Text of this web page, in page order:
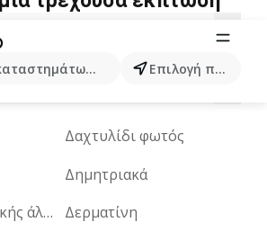
κατηγοριών, προϊόντων...
Επιλογή πόλης
L
S T U W X Y
Δαχτυλίδι φωτός
Δημητριακά
Δημητριακά ολικής άλεσης
Δερματίνη